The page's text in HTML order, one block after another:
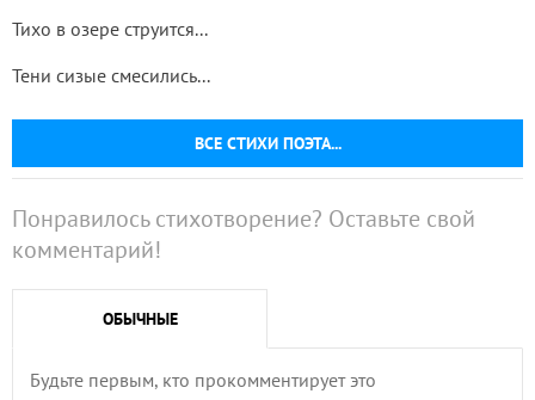
ВСЕ СТИХИ ПОЭТА...
Тихо в озере струится...
Тени сизые смесились...
Понравилось стихотворение? Оставьте свой
комментарий!
ОБЫЧНЫЕ
Будьте первым, кто прокомментирует это